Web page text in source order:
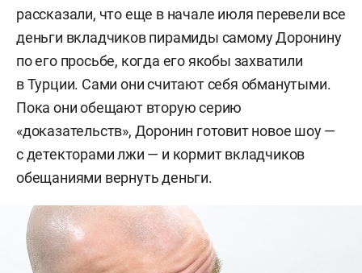
рассказали, что еще в начале июля перевели все
деньги вкладчиков пирамиды самому Доронину
по его просьбе, когда его якобы захватили
в Турции. Сами они считают себя обманутыми.
Пока они обещают вторую серию
«доказательств», Доронин готовит новое шоу —
с детекторами лжи — и кормит вкладчиков
обещаниями вернуть деньги.